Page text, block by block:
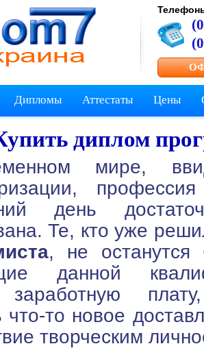
Дипломы Аттестаты Цены
диплом
мире,
день
Те, кто уже
, не
данной
заработную
что-то новое
творческим